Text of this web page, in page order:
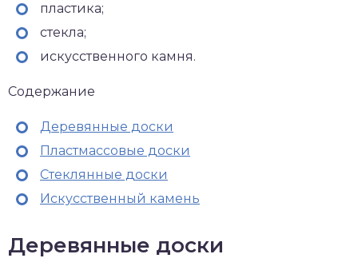
пластика;
стекла;
искусственного камня.
Содержание
Деревянные доски
Пластмассовые доски
Стеклянные доски
Искусственный камень
Деревянные доски